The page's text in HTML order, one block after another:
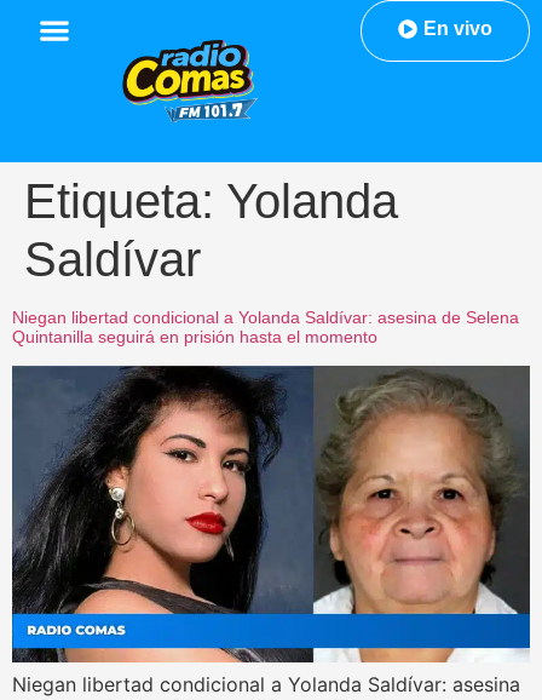
En vivo
Etiqueta: Yolanda
Saldívar
Niegan libertad condicional a Yolanda Saldívar: asesina de Selena
Quintanilla seguirá en prisión hasta el momento
Niegan libertad condicional a Yolanda Saldívar: asesina